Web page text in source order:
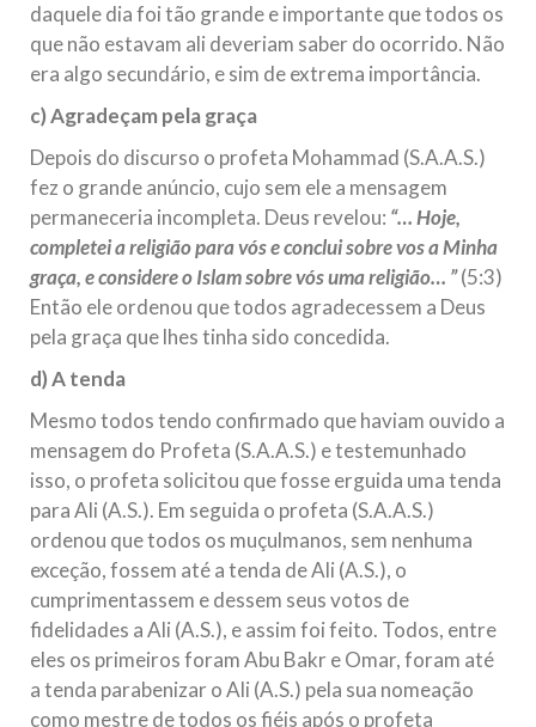
daquele dia foi tão grande e importante que todos os
que não estavam ali deveriam saber do ocorrido. Não
era algo secundário, e sim de extrema importância.
c) Agradeçam pela graça
Depois do discurso o profeta Mohammad (S.A.A.S.)
fez o grande anúncio, cujo sem ele a mensagem
permaneceria incompleta. Deus revelou: “… Hoje,
completei a religião para vós e conclui sobre vos a Minha
graça, e considere o Islam sobre vós uma religião… ”(5:3)
Então ele ordenou que todos agradecessem a Deus
pela graça que lhes tinha sido concedida.
d) A tenda
Mesmo todos tendo confirmado que haviam ouvido a
mensagem do Profeta (S.A.A.S.) e testemunhado
isso, o profeta solicitou que fosse erguida uma tenda
para Ali (A.S.). Em seguida o profeta (S.A.A.S.)
ordenou que todos os muçulmanos, sem nenhuma
exceção, fossem até a tenda de Ali (A.S.), o
cumprimentassem e dessem seus votos de
fidelidades a Ali (A.S.), e assim foi feito. Todos, entre
eles os primeiros foram Abu Bakr e Omar, foram até
a tenda parabenizar o Ali (A.S.) pela sua nomeação
como mestre de todos os fiéis após o profeta